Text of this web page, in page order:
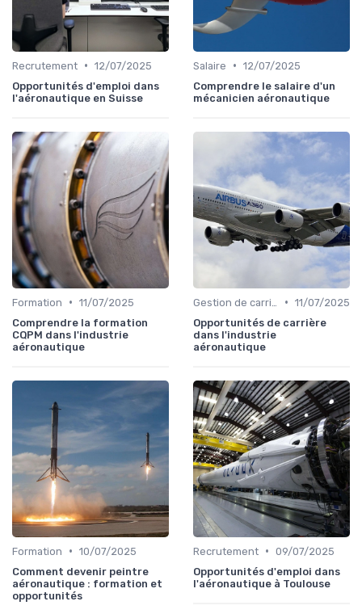
Recrutement • 12/07/2025
Opportunités d'emploi dans
l'aéronautique en Suisse
Salaire • 12/07/2025
Comprendre le salaire d'un
mécanicien aéronautique
Formation • 11/07/2025
Comprendre la formation
CQPM dans l'industrie
aéronautique
• 11/07/2025
Opportunités de carrière
dans l'industrie
aéronautique
Formation • 10/07/2025
Comment devenir peintre
aéronautique : formation et
opportunités
Recrutement • 09/07/2025
Opportunités d'emploi dans
l'aéronautique à Toulouse